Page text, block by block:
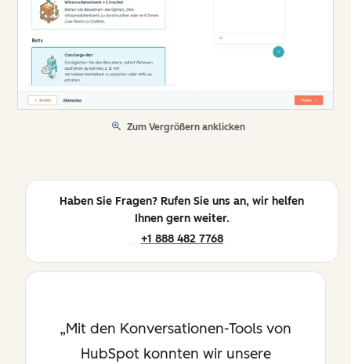
Zum Vergrößern anklicken
Haben Sie Fragen? Rufen Sie uns an, wir helfen
Ihnen gern weiter.
+1 888 482 7768
Mit den Konversationen-Tools von
HubSpot konnten wir unsere